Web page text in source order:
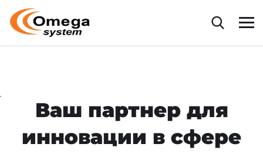
Ваш партнер для
инновации в сфере